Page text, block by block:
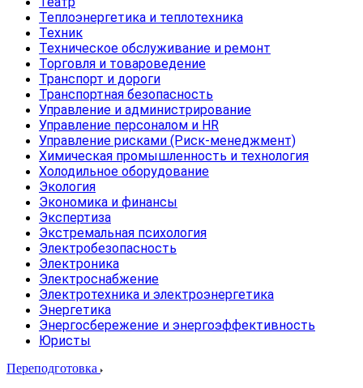
Теплоэнергетика и теплотехника
Техник
Техническое обслуживание и ремонт
Торговля и товароведение
Транспорт и дороги
Транспортная безопасность
Управление и администрирование
Управление персоналом и HR
Управление рисками (Риск-менеджмент)
Химическая промышленность и технология
Холодильное оборудование
Экология
Экономика и финансы
Экспертиза
Экстремальная психология
Электробезопасность
Электроника
Электроснабжение
Электротехника и электроэнергетика
Энергетика
Энергосбережение и энергоэффективность
Юристы
Переподготовка